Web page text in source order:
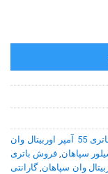
خرید باتری 55 آمپر اوربیتال وان
, فروش باتری
,گارانتی